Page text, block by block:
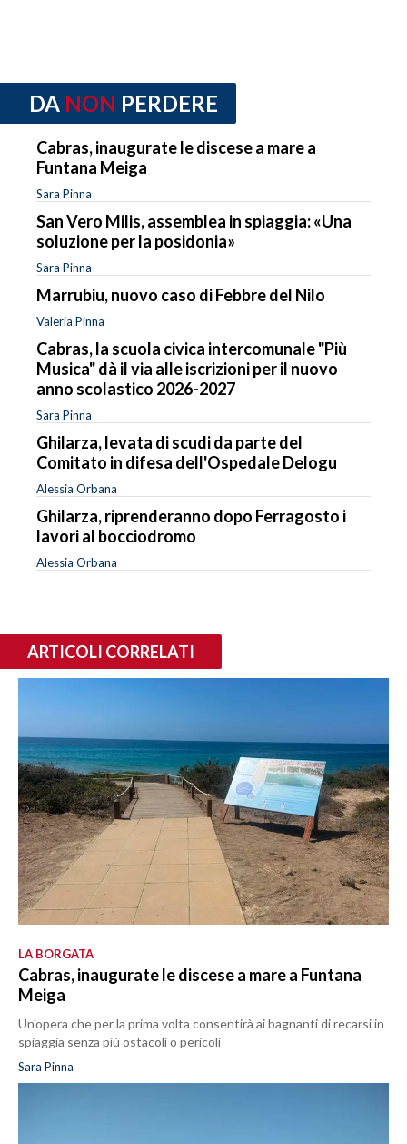
DA NON PERDERE
Cabras, inaugurate le discese a mare a
Funtana Meiga
Sara Pinna
San Vero Milis, assemblea in spiaggia: «Una
soluzione per la posidonia»
Sara Pinna
Marrubiu, nuovo caso di Febbre del Nilo
Valeria Pinna
Cabras, la scuola civica intercomunale "Più
Musica" dà il via alle iscrizioni per il nuovo
anno scolastico 2026-2027
Sara Pinna
Ghilarza, levata di scudi da parte del
Comitato in difesa dell'Ospedale Delogu
Alessia Orbana
Ghilarza, riprenderanno dopo Ferragosto i
lavori al bocciodromo
Alessia Orbana
ARTICOLI CORRELATI
LA BORGATA
Cabras, inaugurate le discese a mare a Funtana
Meiga
Un'opera che per la prima volta consentirà ai bagnanti di recarsi in
spiaggia senza più ostacoli o pericoli
Sara Pinna